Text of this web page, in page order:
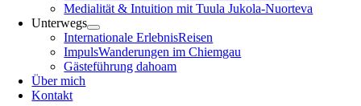
Medialität & Intuition mit Tuula Jukola-Nuorteva
Unterwegs
Internationale ErlebnisReisen
ImpulsWanderungen im Chiemgau
Gästeführung dahoam
Über mich
Kontakt